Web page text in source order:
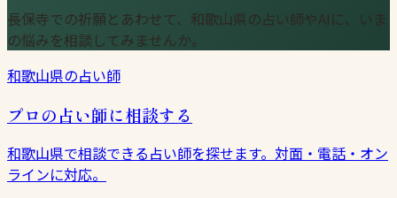
長保寺での祈願とあわせて、和歌山県の占い師やAIに、いま
の悩みを相談してみませんか。
和歌山県の占い師
プロの占い師に相談する
和歌山県で相談できる占い師を探せます。対面・電話・オン
ラインに対応。